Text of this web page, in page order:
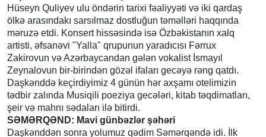
Hüseyn Quliyev ulu öndərin tarixi fəaliyyəti və iki qardaş
ölkə arasındakı sarsılmaz dostluğun təməlləri haqqında
məruzə etdi. Konsert hissəsində isə Özbəkistanın xalq
artisti, əfsanəvi "Yalla" qrupunun yaradıcısı Fərrux
Zakirovun və Azərbaycandan gələn vokalist İsmayıl
Zeynalovun bir-birindən gözəl ifaları gecəyə rəng qatdı.
Daşkənddə keçirdiyimiz 4 günün hər axşamı otelimizin
tədbir zalında Musiqili poeziya gecələri, kitab təqdimatları,
şeir və mahnı sədaları ilə bitirdi.
SƏMƏRQƏND: Mavi günbəzlər şəhəri
Daşkənddən sonra yolumuz qədim Səmərqəndə idi. İlk